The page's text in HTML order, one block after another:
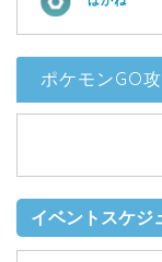
ポケモンGO
イベントスケジ